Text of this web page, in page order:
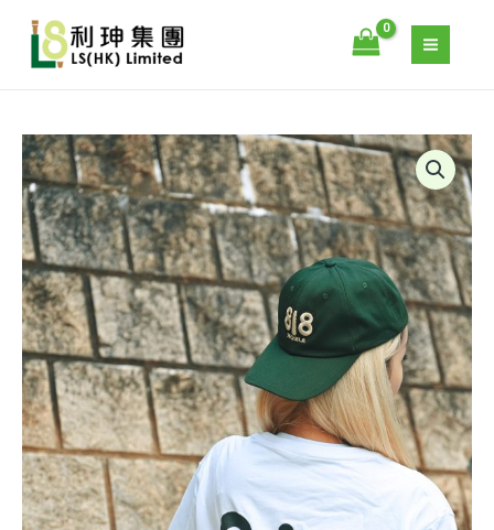
818
TEQUILA
T-
SHIRT
數
量
量